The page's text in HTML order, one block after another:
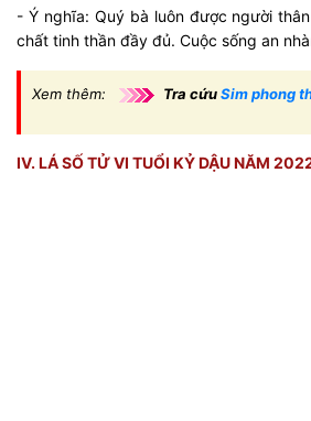
- Ý nghĩa: Quý bà luôn được người
chất tinh thần đầy đủ. Cuộc sống an
Xem thêm: Tra cứuSim phong
IV. LÁ SỐ TỬ VI TUỔI KỶ DẬU NĂM